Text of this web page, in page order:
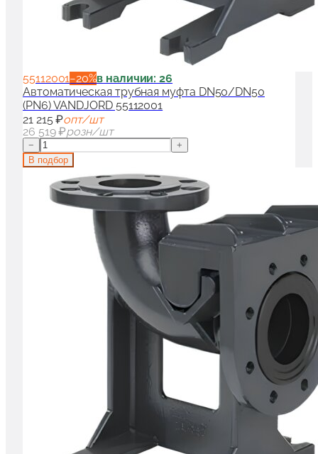
55112001−20%в наличии: 26
Автоматическая трубная муфта DN50/DN50
(PN6) VANDJORD 55112001
21 215 ₽опт/шт
26 519 ₽розн/шт
−
+
В подбор